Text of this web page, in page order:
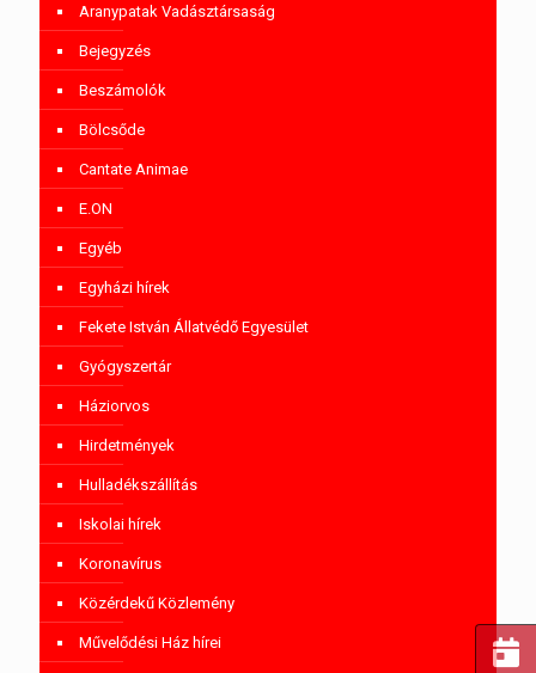
Aranypatak Vadásztársaság
Bejegyzés
Beszámolók
Bölcsőde
Cantate Animae
E.ON
Egyéb
Egyházi hírek
Fekete István Állatvédő Egyesület
Gyógyszertár
Háziorvos
Hirdetmények
Hulladékszállítás
Iskolai hírek
Koronavírus
Közérdekű Közlemény
Művelődési Ház hírei